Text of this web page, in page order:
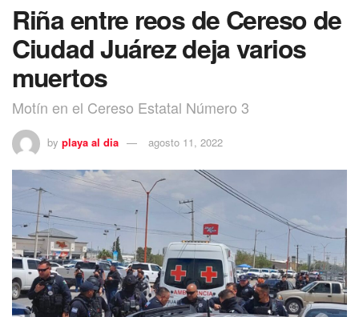
Riña entre reos de Cereso de
Ciudad Juárez deja varios
muertos
Motín en el Cereso Estatal Número 3
by playa al dia agosto 11, 2022